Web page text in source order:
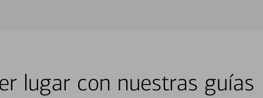
lugar con nuestras guías